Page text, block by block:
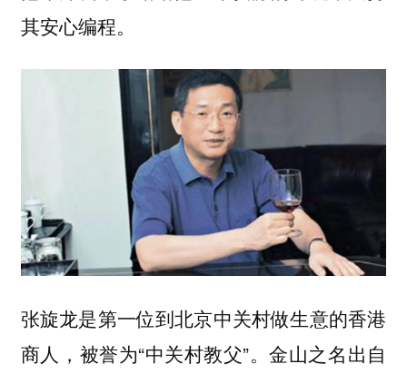
其安心编程。
张旋龙是第一位到北京中关村做生意的香港
商人，被誉为“中关村教父”。金山之名出自